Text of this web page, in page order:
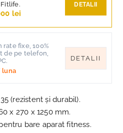
lei
DETALII
rate fixe, 100%
de pe telefon,
DETALII
(rezistent și durabil).
x 270 x 1250 mm.
bare aparat fitness.